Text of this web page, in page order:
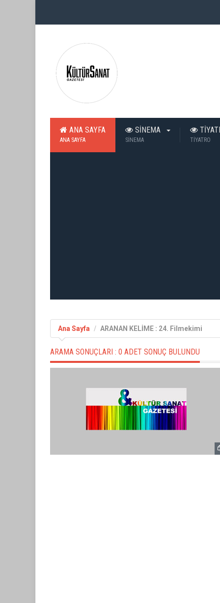
ANA SAYFA
ANA SAYFA
SİNEMA
SİNEMA TİYATRO
Ana Sayfa ARANAN KELİME : 24. Filmekimi
ARAMA SONUÇLARI : 0 ADET SONUÇ BULUNDU